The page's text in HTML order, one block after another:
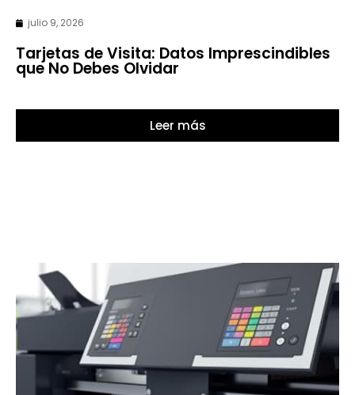
julio 9, 2026
Tarjetas de Visita: Datos Imprescindibles
que No Debes Olvidar
Leer más